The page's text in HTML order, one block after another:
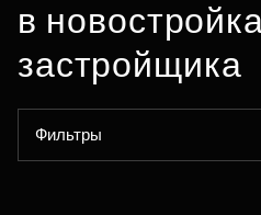
в
застройщика
Фильтры